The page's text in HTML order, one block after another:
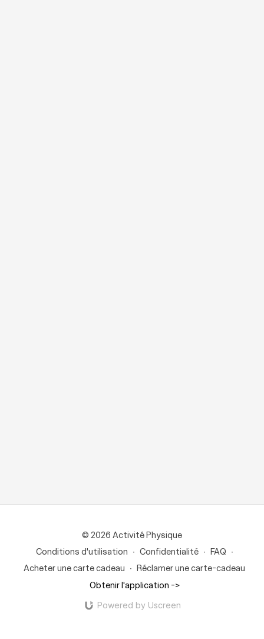
© 2026 Activité Physique
Conditions d'utilisation ∙ Confidentialité ∙ FAQ ∙
Acheter une carte cadeau ∙ Réclamer une carte-cadeau
Obtenir l'application ->
Powered by Uscreen